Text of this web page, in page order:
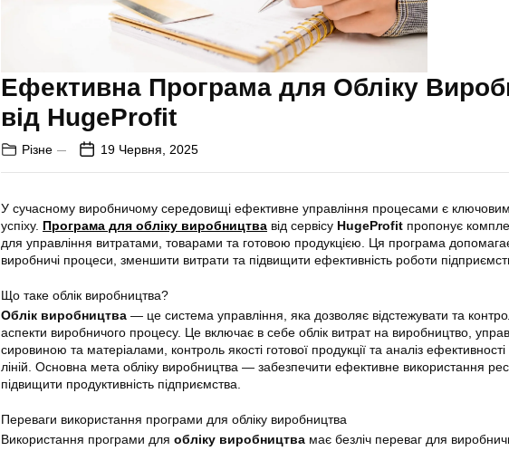
Ефективна Програма для Обліку
від HugeProfit
Різне 19 Червня, 2025
У сучасному виробничому середовищі ефективне управління процесами є
успіху. Програма для обліку виробництва від сервісу HugeProfit пропонує
для управління витратами, товарами та готовою продукцією. Ця програма
виробничі процеси, зменшити витрати та підвищити ефективність роботи
Що таке облік виробництва?
Облік виробництва — це система управління, яка дозволяє відстежувати та
аспекти виробничого процесу. Це включає в себе облік витрат на виробництво,
сировиною та матеріалами, контроль якості готової продукції та аналіз
ліній. Основна мета обліку виробництва — забезпечити ефективне використання
підвищити продуктивність підприємства.
Переваги використання програми для обліку виробництва
Використання програми для обліку виробництва має безліч переваг для